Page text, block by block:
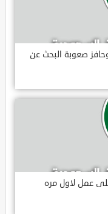
صعوبة البحث عن
عمل لاول مره